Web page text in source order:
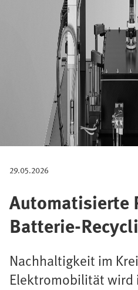
n29.05.2026
Automatisierte
Batterie-
Nachhaltigkeit im
Elektromobilität